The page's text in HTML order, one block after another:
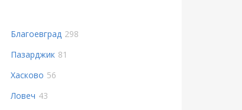
Благоевград 298
Пазарджик 81
Хасково 56
Ловеч 43